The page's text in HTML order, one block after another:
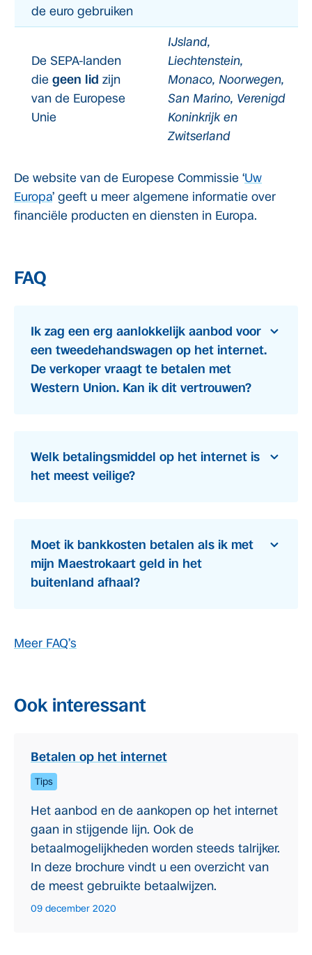
de euro gebruiken
De SEPA-landen
die geen lid zijn
van de Europese
Unie
IJsland,
Liechtenstein,
Monaco, Noorwegen,
San Marino, Verenigd
Koninkrijk en
Zwitserland
De website van de Europese Commissie ‘Uw
Europa’ geeft u meer algemene informatie over
financiële producten en diensten in Europa.
FAQ
Ik zag een erg aanlokkelijk aanbod voor
een tweedehandswagen op het internet.
De verkoper vraagt te betalen met
Western Union. Kan ik dit vertrouwen?
Welk betalingsmiddel op het internet is
het meest veilige?
Moet ik bankkosten betalen als ik met
mijn Maestrokaart geld in het
buitenland afhaal?
Meer FAQ’s
Ook interessant
Betalen op het internet
Tips
Het aanbod en de aankopen op het internet
gaan in stijgende lijn. Ook de
betaalmogelijkheden worden steeds talrijker.
In deze brochure vindt u een overzicht van
de meest gebruikte betaalwijzen.
09 december 2020